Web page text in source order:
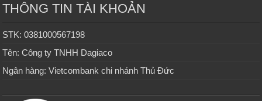
THÔNG TIN TÀI KHOẢN
STK: 0381000567198
Tên: Công ty TNHH Dagiaco
Ngân hàng: Vietcombank chi nhánh Thủ Đức